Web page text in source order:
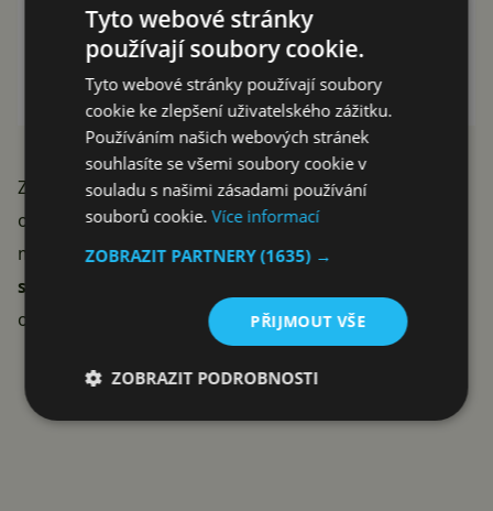
Zajímavou funkcí jerežim sušení , který po vaření
odstraní zbylou vlhkost z vnitřního prostoru a zabrání
množení bakterií. Fritéza vás takézvukem a
světelnou signalizací upozorní
otočit, takže nemusíte hlídat každý krok přípravy.
Reklama
Tyto webové stránky
používají soubory cookie.
Tyto webové stránky používají soubory
cookie ke zlepšení uživatelského zážitku.
Používáním našich webových stránek
souhlasíte se všemi soubory cookie v
souladu s našimi zásadami používání
souborů cookie.Více informací
ZOBRAZIT PARTNERY(1635) →
PŘIJMOUT VŠE
ZOBRAZIT PODROBNOSTI